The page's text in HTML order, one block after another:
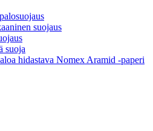
suojaus
suoja
hidastava Nomex Aramid -paperi